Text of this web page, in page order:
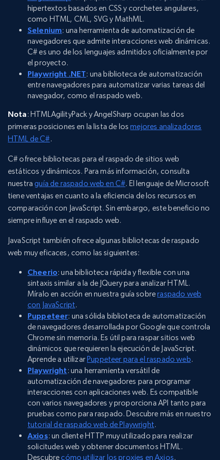
hipertextos basados en CSS y corchetes angulares,
como HTML, CML, SVG y MathML.
Selenium: una herramienta de automatización de
navegadores que admite interacciones web dinámicas.
C# es uno de los lenguajes admitidos oficialmente por
el proyecto.
Playwright .NET: una biblioteca de automatización
entre navegadores para automatizar varias tareas del
navegador, como el raspado web.
Nota: HTMLAgilityPack y AngelSharp ocupan las dos
primeras posiciones en la lista de losmejores analizadores
HTML de C#.
C# ofrece bibliotecas para el raspado de sitios web
estáticos y dinámicos. Para más información, consulta
nuestraguía de raspado web en C#. El lenguaje de Microsoft
tiene ventajas en cuanto a la eficiencia de los recursos en
comparación con JavaScript. Sin embargo, este beneficio no
siempre influye en el raspado web.
JavaScript también ofrece algunas bibliotecas de raspado
web muy eficaces, como las siguientes:
Cheerio: una biblioteca rápida y flexible con una
sintaxis similar a la de JQuery para analizar HTML.
Míralo en acción en nuestra guía sobreraspado web
con JavaScript.
Puppeteer: una sólida biblioteca de automatización
de navegadores desarrollada por Google que controla
Chrome sin memoria. Es útil para raspar sitios web
dinámicos que requieren la ejecución de JavaScript.
Aprende a utilizar Puppeteer para el raspado web.
Playwright : una herramienta versátil de
automatización de navegadores para programar
interacciones con aplicaciones web. Es compatible
con varios navegadores y proporciona API tanto para
pruebas como para raspado. Descubre más en nuestro
tutorial de raspado web de Playwright.
Axios: un cliente HTTP muy utilizado para realizar
solicitudes web y obtener documentos HTML.
Descubrecómo utilizar los proxies en Axios.